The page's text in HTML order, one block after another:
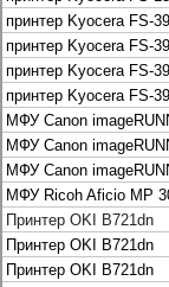
МФУ,
МФУ,
МФУ,